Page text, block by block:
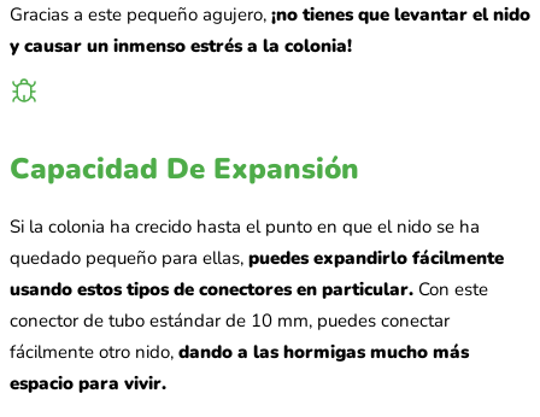
Gracias a este pequeño agujero, ¡no tienes que levantar el nido
y causar un inmenso estrés a la colonia!
Capacidad De Expansión
Si la colonia ha crecido hasta el punto en que el nido se ha
quedado pequeño para ellas, puedes expandirlo fácilmente
usando estos tipos de conectores en particular. Con este
conector de tubo estándar de 10 mm, puedes conectar
fácilmente otro nido, dando a las hormigas mucho más
espacio para vivir.